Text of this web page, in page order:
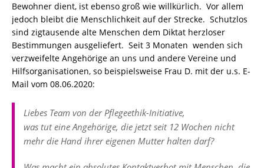
Bewohner dient, ist ebenso groß wie willkürlich. Vor allem
jedoch bleibt die Menschlichkeit auf der Strecke. Schutzlos
sind zigtausende alte Menschen dem Diktat herzloser
Bestimmungen ausgeliefert. Seit 3 Monaten wenden sich
verzweifelte Angehörige an uns und andere Vereine und
Hilfsorganisationen, so beispielsweise Frau D. mit der u.s. E-
Mail vom 08.06.2020:
Liebes Team von der Pflegeethik-Initiative,
was tut eine Angehörige, die jetzt seit 12 Wochen nicht
mehr die Hand ihrer eigenen Mutter halten darf?